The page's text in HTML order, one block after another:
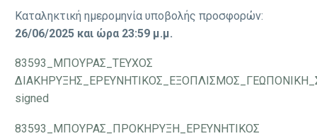
Καταληκτική ημερομηνία υποβολής προσφορών:
26/06/2025 και ώρα 23:59 μ.μ.
83593_ΜΠΟΥΡΑΣ_ΤΕΥΧΟΣ
signed
83593_ΜΠΟΥΡΑΣ_ΠΡΟΚΗΡΥΞΗ_ΕΡΕΥΝΗΤΙΚΟΣ